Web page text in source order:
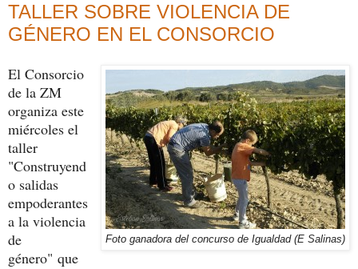
TALLER SOBRE VIOLENCIA DE
GÉNERO EN EL CONSORCIO
Foto ganadora del concurso de Igualdad (E Salinas)
El Consorcio
de la ZM
organiza este
miércoles el
taller
"Construyend
o salidas
empoderantes
a la violencia
de
género" que